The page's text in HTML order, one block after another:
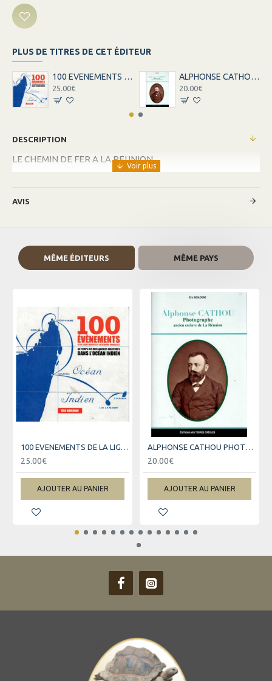
PLUS DE TITRES DE CET ÉDITEUR
100 EVENEMENTS DE LA LIGNE LA REUNION-MARSEILLE
25.00€
ALPHONSE CATHOU PHOTOGRAPHE - ANCIEN ESCLAVE DE LA REUNION
20.00€
DESCRIPTION
LE CHEMIN DE FER A LA REUNION
AVIS
MÊME ÉDITEURS MÊME PAYS
100 EVENEMENTS DE LA LIGNE LA REUNION-MARSEILLE
25.00€
AJOUTER AU PANIER
ALPHONSE CATHOU PHOTOGRAPHE - ANCIEN ESCLAVE DE LA REUNION
20.00€
AJOUTER AU PANIER